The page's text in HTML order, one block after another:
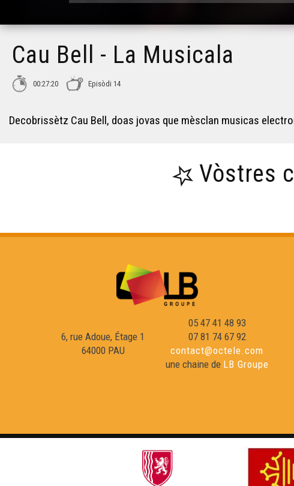
Cau Bell - La Musicala
00:27:20 Episòdi 14
Decobrissètz Cau Bell, doas jovas que mèsclan musicas
Vòstres
6, rue Adoue, Étage 1
64000 PAU
05 47 41 48 93
07 81 74 67 92
contact@octele.com
une chaine de LB Groupe